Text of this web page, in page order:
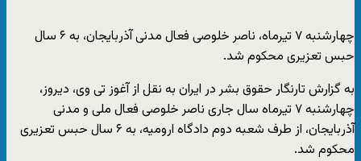
چهارشنبه ۷ تیرماه، ناصر خلوصی فعال مدنی آذربایجان، به ۶ سال
حبس تعزیری محکوم شد.
به گزارش تارنگار حقوق بشر در ایران به نقل از آغوز تی وی، دیروز،
چهارشنبه ۷ تیرماه سال جاری ناصر خلوصی فعال ملی و مدنی
آذربایجان، از طرف شعبه دوم دادگاه ارومیه، به ۶ سال حبس تعزیری
محکوم شد.